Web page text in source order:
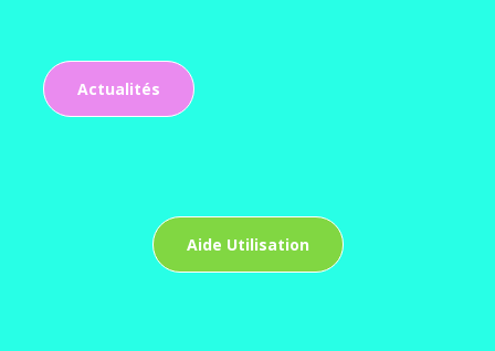
Actualités
Aide Utilisation